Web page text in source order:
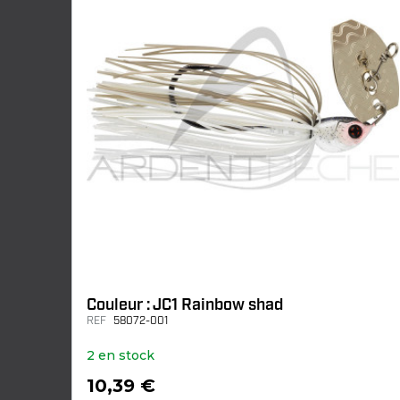
Couleur : JC1 Rainbow shad
REF 58072-001
2 en stock
10,39 €